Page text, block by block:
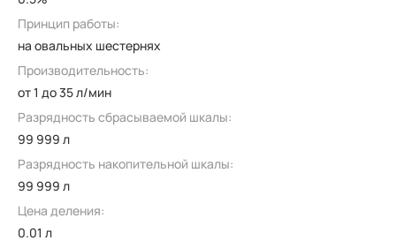
Принцип работы:
на овальных шестернях
Производительность:
от 1 до 35 л/мин
Разрядность сбрасываемой шкалы:
99 999 л
Разрядность накопительной шкалы:
99 999 л
Цена деления:
0.01 л